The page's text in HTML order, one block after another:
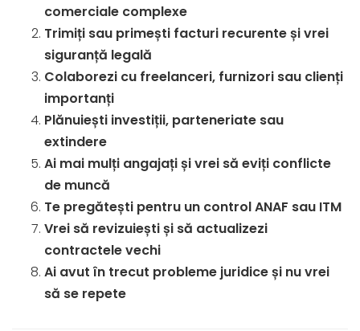
comerciale complexe
Trimiți sau primești facturi recurente și vrei
siguranță legală
Colaborezi cu freelanceri, furnizori sau clienți
importanți
Plănuiești investiții, parteneriate sau
extindere
Ai mai mulți angajați și vrei să eviți conflicte
de muncă
Te pregătești pentru un control ANAF sau ITM
Vrei să revizuiești și să actualizezi
contractele vechi
Ai avut în trecut probleme juridice și nu vrei
să se repete